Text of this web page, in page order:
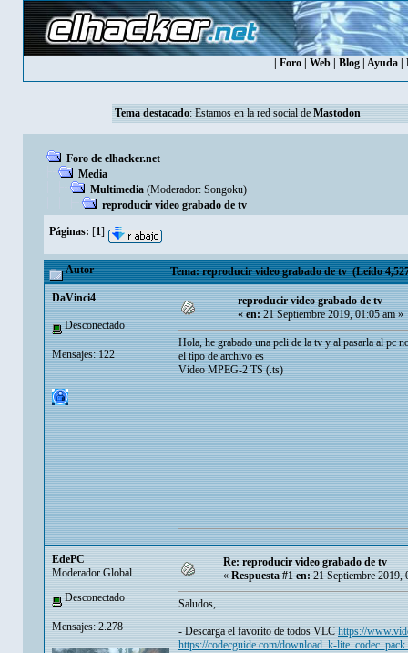
Foro Web Blog Ayuda
Tema destacado: Estamos en la red social de Mastodon
Foro de elhacker.net
Media
Multimedia (Moderador: Songoku)
reproducir video grabado de tv
Páginas: [1]
Autor Tema: reproducir video grabado de tv (Leído
DaVinci4
Desconectado
Mensajes: 122
reproducir video grabado de tv
«en:21 Septiembre 2019, 01:05 am »
Hola, he grabado una peli de la tv y al pasarla al pc
el tipo de archivo es
Vídeo MPEG-2 TS (.ts)
EdePC
Moderador Global
Desconectado
Mensajes: 2.278
Re: reproducir video grabado de tv
« Respuesta #1 en: 21 Septiembre 2019,
Saludos,
- Descarga el favorito de todos VLC https://
https://codecguide.com/download_k-